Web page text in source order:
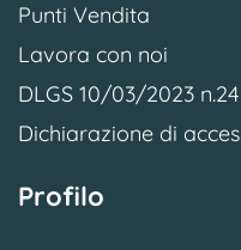
Punti Vendita
Lavora con noi
DLGS 10/03/2023 n.24
Dichiarazione di
Profilo